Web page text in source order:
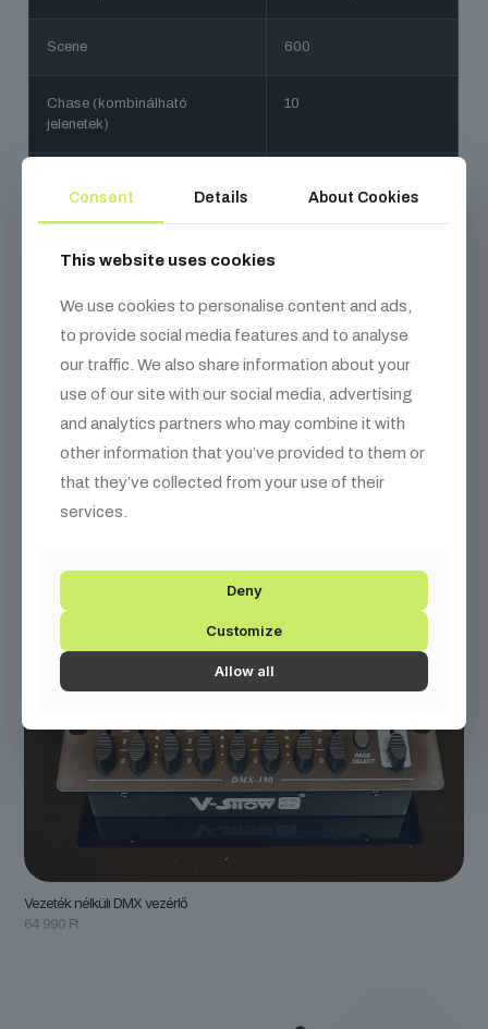
Scene 600
Chase (kombinálható
jelenetek)
10
érkezésükkor szigorú ellenőrzésen esnek át.
Kapcsolódótermékek
Vezeték nélküli DMX vezérlő
64 990 Ft
Consent Details About Cookies
This website uses cookies
We use cookies to personalise content and ads,
to provide social media features and to analyse
our traffic. We also share information about your
use of our site with our social media, advertising
and analytics partners who may combine it with
other information that you’ve provided to them or
that they’ve collected from your use of their
services.
Deny
Customize
Allow all